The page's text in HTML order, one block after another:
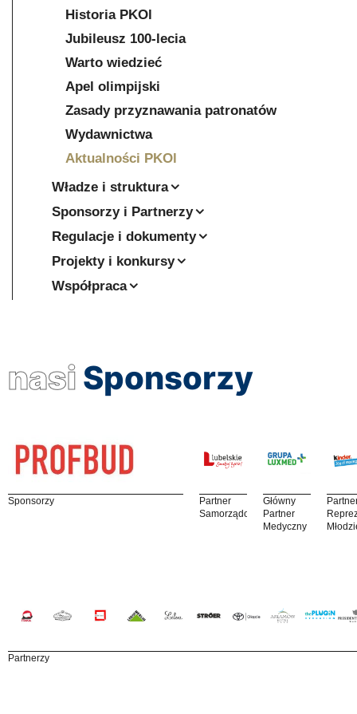
Historia PKOl
Jubileusz 100-lecia
Warto wiedzieć
Apel olimpijski
Zasady przyznawania patronatów
Wydawnictwa
Aktualności PKOl
Władze i struktura
Sponsorzy i Partnerzy
Regulacje i dokumenty
Projekty i konkursy
Współpraca
nasi Sponsorzy
Sponsorzy
Partner
Samorządowy
Główny
Partner
Medyczny
Partnerzy